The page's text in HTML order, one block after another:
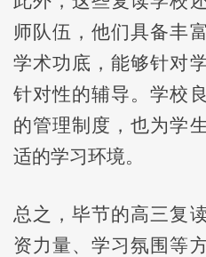
师队伍，他们具备丰
学术功底，能够针对
针对性的辅导。学校
的管理制度，也为学
适的学习环境。
总之，毕节的高三复
资力量、学习氛围等